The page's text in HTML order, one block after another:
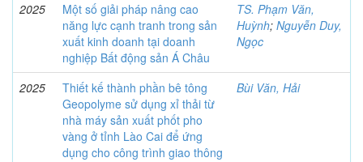
2025
Một số giải pháp nâng cao
năng lực cạnh tranh trong sản
xuất kinh doanh tại doanh
nghiệp Bất động sản Á Châu
TS. Phạm Văn,
Huỳnh; Nguyễn Duy,
Ngọc
2025
Thiết kế thành phần bê tông
Geopolyme sử dụng xỉ thải từ
nhà máy sản xuất phốt pho
vàng ở tỉnh Lào Cai để ứng
dụng cho công trình giao thông
Bùi Văn, Hải